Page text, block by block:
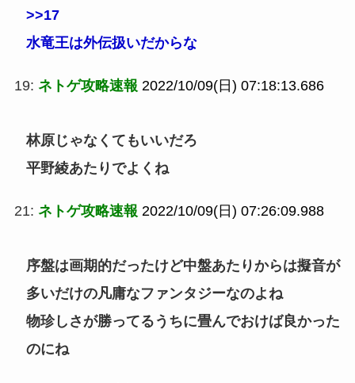
>>17
水竜王は外伝扱いだからな
19: ネトゲ攻略速報 2022/10/09(日) 07:18:13.686
林原じゃなくてもいいだろ
平野綾あたりでよくね
21: ネトゲ攻略速報 2022/10/09(日) 07:26:09.988
序盤は画期的だったけど中盤あたりからは擬音が
多いだけの凡庸なファンタジーなのよね
物珍しさが勝ってるうちに畳んでおけば良かった
のにね